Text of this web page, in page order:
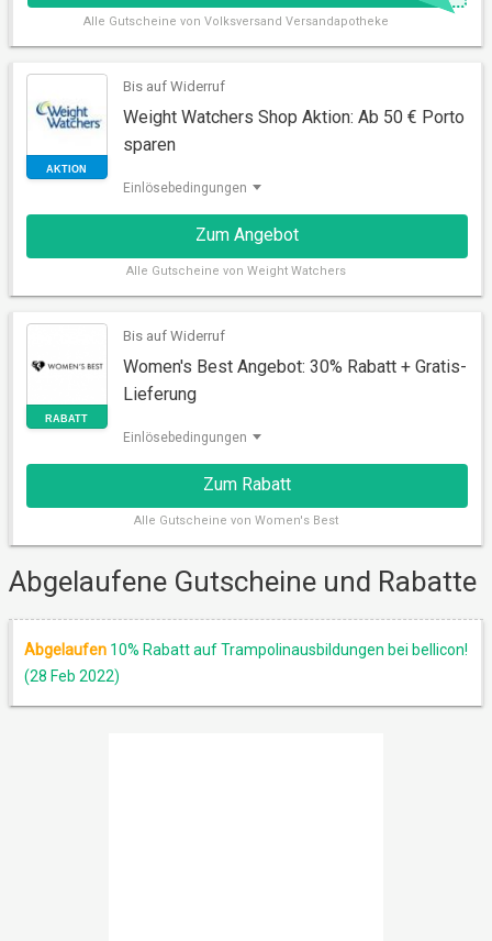
GUTSCHEIN
Alle Gutscheine von Volksversand Versandapotheke
Bis auf Widerruf
Weight Watchers Shop Aktion: Ab 50 € Porto
sparen
Einlösebedingungen
Zum Angebot
Alle Gutscheine von Weight Watchers
Bis auf Widerruf
Women's Best Angebot: 30% Rabatt + Gratis-
Lieferung
Einlösebedingungen
Zum Rabatt
Alle Gutscheine von Women's Best
Abgelaufene Gutscheine und Rabatte
Abgelaufen 10% Rabatt auf Trampolinausbildungen bei bellicon!
(28 Feb 2022)